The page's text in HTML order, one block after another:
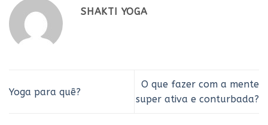
SHAKTI YOGA
Yoga para quê?
O que fazer com a mente
super ativa e conturbada?